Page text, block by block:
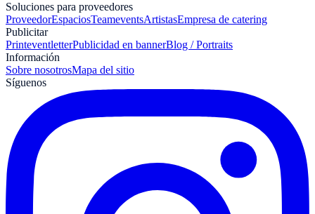
Soluciones para proveedores
ProveedorEspaciosTeameventsArtistasEmpresa de catering
Publicitar
PrinteventletterPublicidad en bannerBlog / Portraits
Información
Sobre nosotrosMapa del sitio
Síguenos